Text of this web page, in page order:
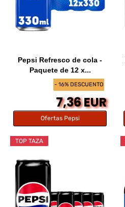
- 16% DESCUENTO
Pepsi Refresco de cola -
Paquete de 12 x...
7,36 EUR
Ofertas Pepsi
TOP TAZA